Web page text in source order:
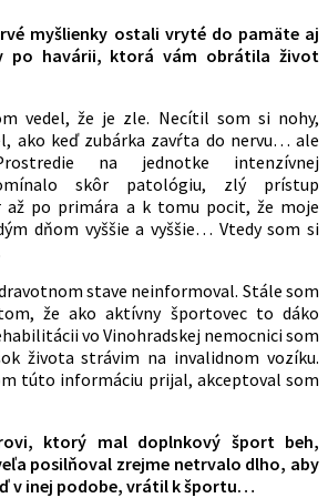
myšlienky ostali vryté do pamäte aj
po havárii, ktorá vám obrátila život
vedel, že je zle. Necítil som si nohy,
ako keď zubárka zavŕta do nervu… ale
na jednotke intenzívnej
skôr patológiu, zlý prístup
až po primára a k tomu pocit, že moje
dňom vyššie a vyššie… Vtedy som si
stave neinformoval. Stále som
že ako aktívny športovec to dáko
vo Vinohradskej nemocnici som
života strávim na invalidnom vozíku.
túto informáciu prijal, akceptoval som
ktorý mal doplnkový šport beh,
posilňoval zrejme netrvalo dlho, aby
v inej podobe, vrátil k športu…